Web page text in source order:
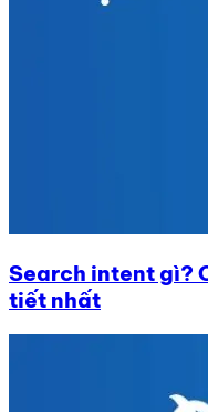
Search intent gì?
tiết nhất